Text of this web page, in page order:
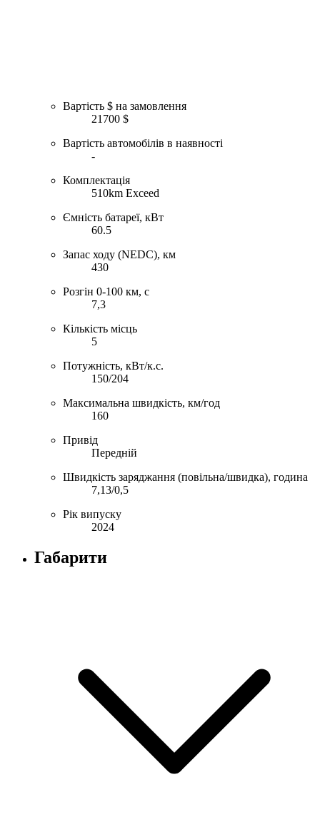
Вартість $ на замовлення
21700 $
Вартість автомобілів в наявності
-
Комплектація
510km Exceed
Ємність батареї, кВт
60.5
Запас ходу (NEDC), км
430
Розгін 0-100 км, с
7,3
Кількість місць
5
Потужність, кВт/к.с.
150/204
Максимальна швидкість, км/год
160
Привід
Передній
Швидкість заряджання (повільна/швидка), година
7,13/0,5
Рік випуску
2024
Габарити